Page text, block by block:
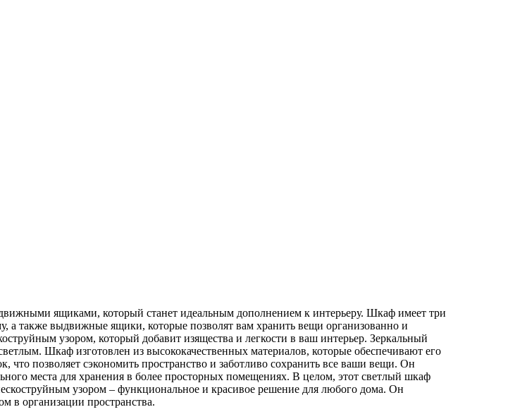
ящиками, который станет идеальным дополнением к интерьеру. Шкаф имеет три
а также выдвижные ящики, которые позволят вам хранить вещи организованно и
узором, который добавит изящества и легкости в ваш интерьер. Зеркальный
Шкаф изготовлен из высококачественных материалов, которые обеспечивают его
что позволяет сэкономить пространство и заботливо сохранить все ваши вещи. Он
места для хранения в более просторных помещениях. В целом, этот светлый шкаф
узором – функциональное и красивое решение для любого дома. Он
в организации пространства.